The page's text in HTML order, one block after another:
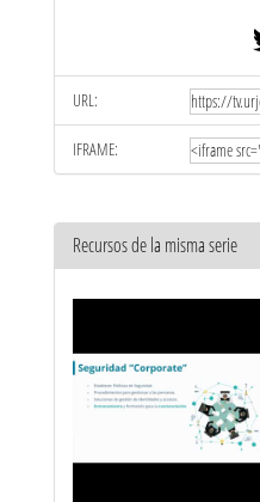
URL:
IFRAME:
Recursos de la misma serie